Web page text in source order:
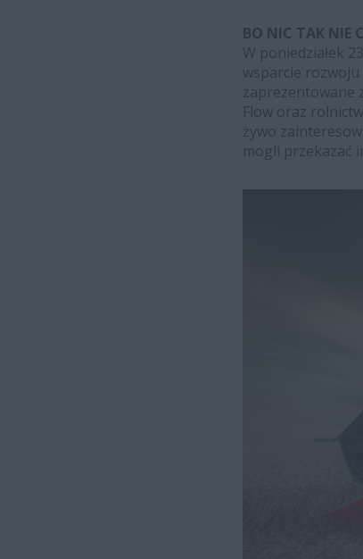
BO NIC TAK NIE
W poniedziałek
wsparcie
zaprezentowane
Flow oraz
żywo
mogli przekazać